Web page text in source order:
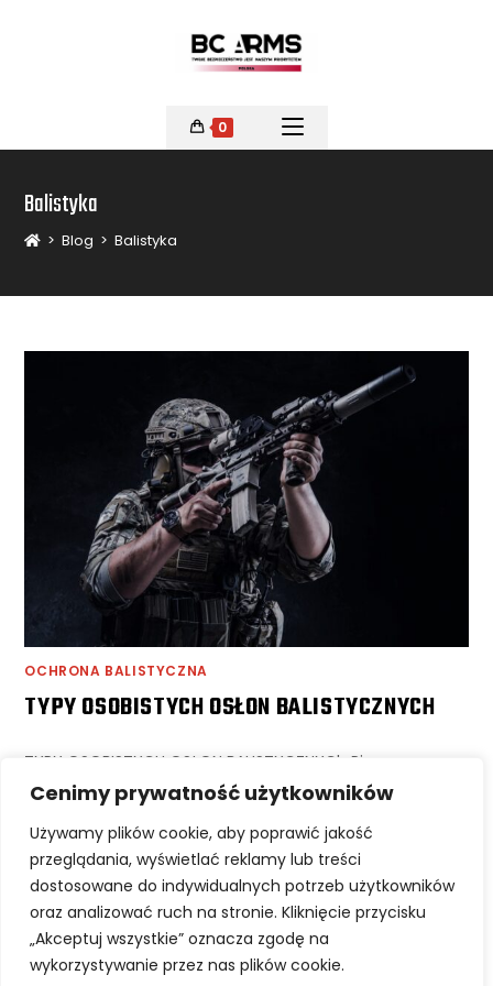
Cenimy prywatność użytkowników
Używamy plików cookie, aby poprawić jakość
przeglądania, wyświetlać reklamy lub treści
dostosowane do indywidualnych potrzeb użytkowników
oraz analizować ruch na stronie. Kliknięcie przycisku
„Akceptuj wszystkie” oznacza zgodę na
wykorzystywanie przez nas plików cookie.
0
Balistyka
> Blog > Balistyka
OCHRONA BALISTYCZNA
TYPY OSOBISTYCH OSŁON BALISTYCZNYCH
TYPY OSOBISTYCH OSŁON BALISTYCZNYCh Pierwszy
artykuł pragniemy poświęcić absolutnym podstawom- a
wiedza o tyle istotna, że dotyczy wyposażenia od którego
skutecznego działania zależy…